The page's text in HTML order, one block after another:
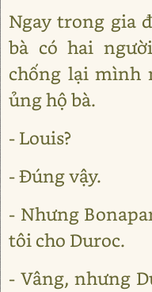
Ngay trong gia
bà có hai
chống lại mình
ủng hộ bà.
- Louis?
- Đúng vậy.
- Nhưng
tôi cho Duroc.
- Vâng, nhưng